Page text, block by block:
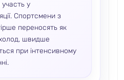
у
Спортсмени з
переносять як
швидше
при інтенсивному